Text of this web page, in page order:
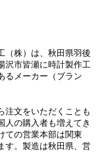
（株）は、秋田県羽後
沢市皆瀬に時計製作工
るメーカー（ブラン
注文をいただくことも
人の購入者も増えてき
ての営業本部は関東
す。製造は秋田県、営